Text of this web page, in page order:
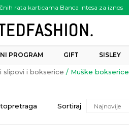
rata karticama Banca Intesa za iznos
preko 6.000.00 rsd
PROGRAM GIFT SISLEY
slipovi i bokserice Muške bokserice
Sortiraj